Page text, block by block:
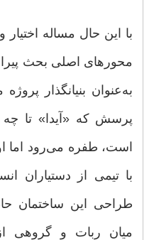
با این حال مساله
محورهای اصلی بحث
به‌عنوان بنیانگذار
پرسش که «آیدا» تا
است، طفره می‌رود اما
با تیمی از دستیاران
طراحی این ساختمان
میان ربات و گروهی